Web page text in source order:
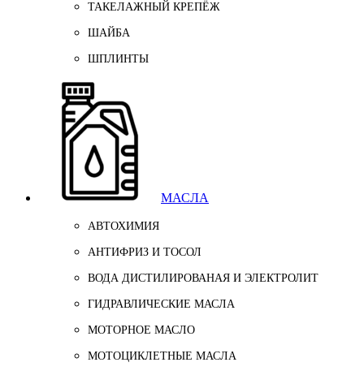
ТАКЕЛАЖНЫЙ КРЕПЁЖ
ШАЙБА
ШПЛИНТЫ
МАСЛА
АВТОХИМИЯ
АНТИФРИЗ И ТОСОЛ
ВОДА ДИСТИЛИРОВАНАЯ И ЭЛЕКТРОЛИТ
ГИДРАВЛИЧЕСКИЕ МАСЛА
МОТОРНОЕ МАСЛО
МОТОЦИКЛЕТНЫЕ МАСЛА